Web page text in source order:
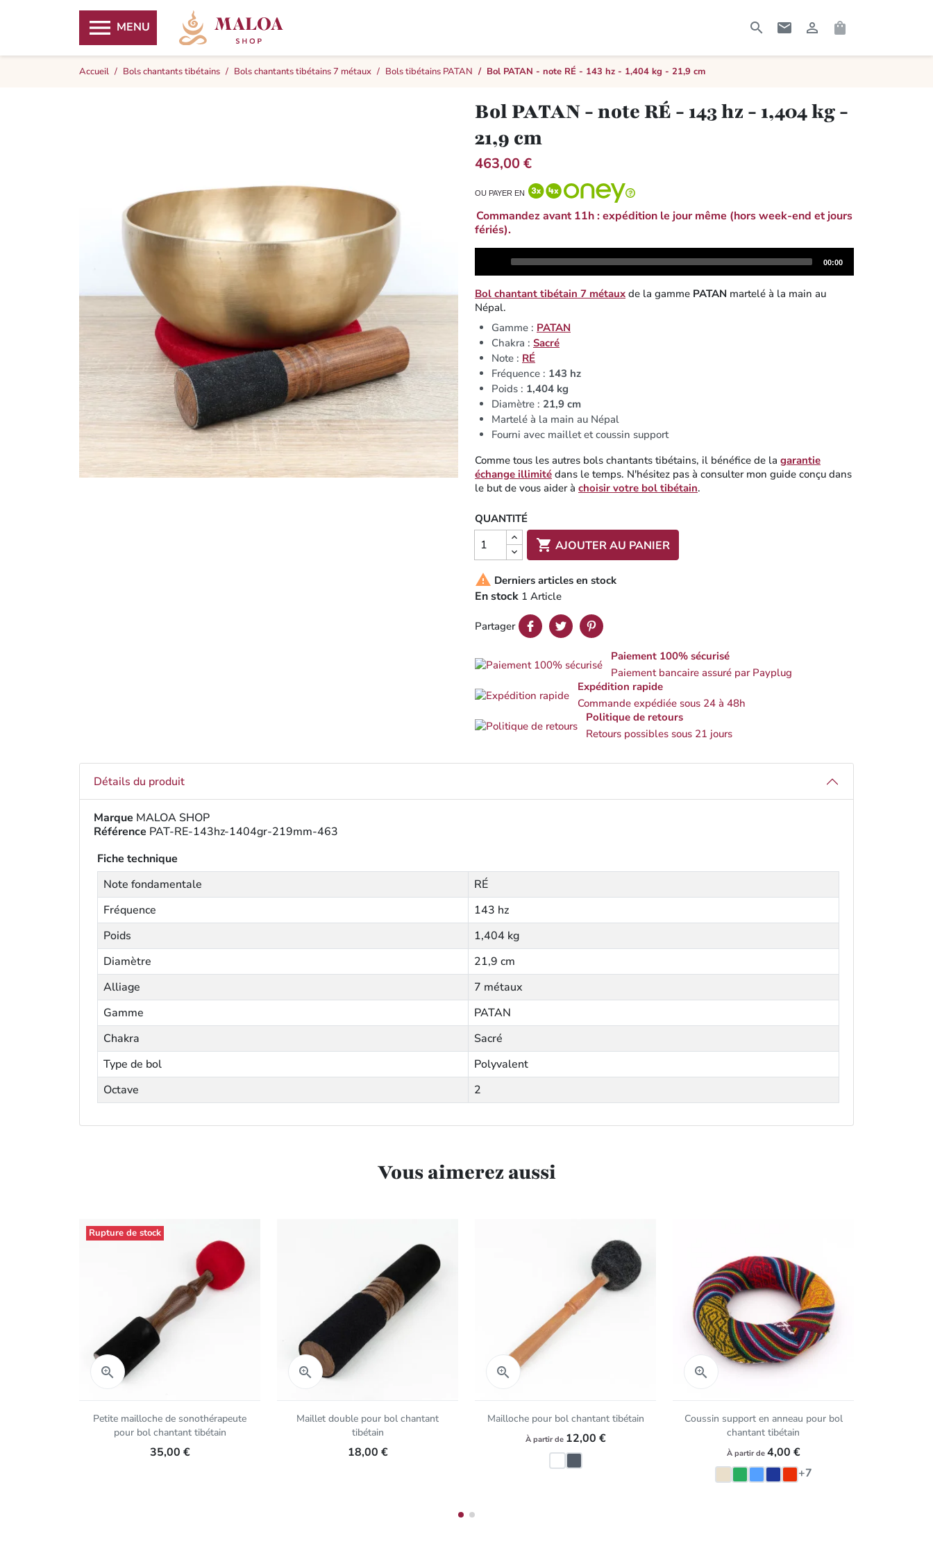
 MENU    
Accueil Bols chantants tibétains Bols chantants tibétains 7 métaux Bols tibétains PATAN Bol PATAN - note RÉ - 143 hz - 1,404 kg - 21,9 cm
Bol PATAN - note RÉ - 143 hz - 1,404 kg -
21,9 cm
463,00 €
OU PAYER EN
Commandez avant 11h : expédition le jour même (hors week-end et jours
fériés).
Total
00:00
Bol chantant tibétain 7 métaux de la gamme PATAN martelé à la main au
Népal.
Gamme : PATAN
Chakra : Sacré
Note : RÉ
Fréquence : 143 hz
Poids : 1,404 kg
Diamètre : 21,9 cm
Martelé à la main au Népal
Fourni avec maillet et coussin support
Comme tous les autres bols chantants tibétains, il bénéfice de la garantie
échange illimité dans le temps. N'hésitez pas à consulter mon guide conçu dans
le but de vous aider à choisir votre bol tibétain.
QUANTITÉ
 AJOUTER AU PANIER
 Derniers articles en stock
En stock 1 Article
Partager
Paiement 100% sécurisé
Paiement bancaire assuré par Payplug
Expédition rapide
Commande expédiée sous 24 à 48h
Politique de retours
Retours possibles sous 21 jours
Détails du produit
Marque MALOA SHOP
Référence PAT-RE-143hz-1404gr-219mm-463
Fiche technique
Note fondamentale
RÉ
Fréquence
143 hz
Poids
1,404 kg
Diamètre
21,9 cm
Alliage
7 métaux
Gamme
PATAN
Chakra
Sacré
Type de bol
Polyvalent
Octave
2
Vous aimerez aussi
 Aperçu rapide
Petite mailloche de sonothérapeute
pour bol chantant tibétain
35,00 €
Rupture de stock
 Aperçu rapide
Maillet double pour bol chantant
tibétain
18,00 €
 Aperçu rapide
Mailloche pour bol chantant tibétain
À partir de 12,00 €
 Aperçu rapide
Coussin support en anneau pour bol
chantant tibétain
À partir de 4,00 €
+7